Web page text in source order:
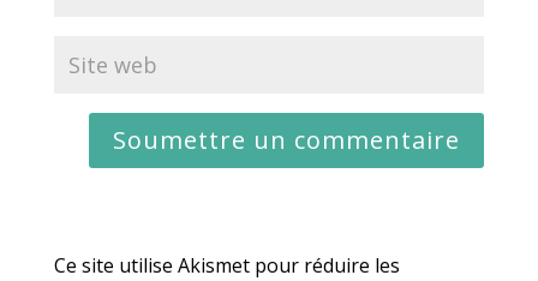
Ce site utilise Akismet pour réduire les